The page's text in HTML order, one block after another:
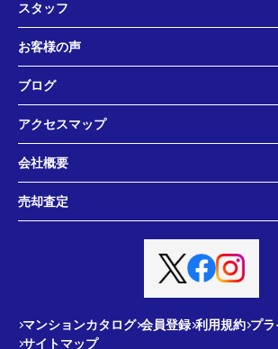
スタッフ
お客様の声
ブログ
アクセスマップ
会社概要
売却査定
マンションカタログ 会員登録 利用規約 プラ
サイトマップ